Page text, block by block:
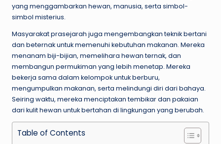
yang menggambarkan hewan, manusia, serta simbol-
simbol misterius.
Masyarakat prasejarah juga mengembangkan teknik bertani
dan beternak untuk memenuhi kebutuhan makanan. Mereka
menanam biji-bijian, memelihara hewan ternak, dan
membangun permukiman yang lebih menetap. Mereka
bekerja sama dalam kelompok untuk berburu,
mengumpulkan makanan, serta melindungi diri dari bahaya.
Seiring waktu, mereka menciptakan tembikar dan pakaian
dari kulit hewan untuk bertahan di lingkungan yang berubah.
Table of Contents